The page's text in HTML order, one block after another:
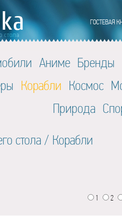
Аниме Бренды
Корабли Космос
Природа
стола / Корабли
1 2